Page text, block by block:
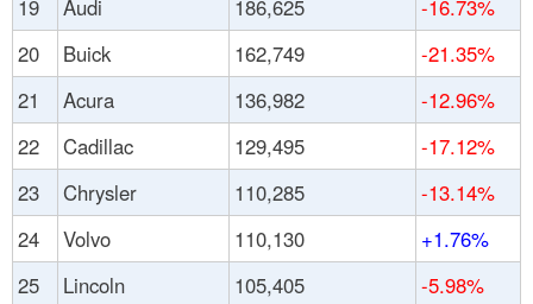
19
Audi 186,625
-16.73%
20
Buick 162,749
-21.35%
21
Acura 136,982
-12.96%
22
Cadillac 129,495
-17.12%
23
Chrysler 110,285
-13.14%
24
Volvo 110,130
+1.76%
25
Lincoln 105,405 -5.98%